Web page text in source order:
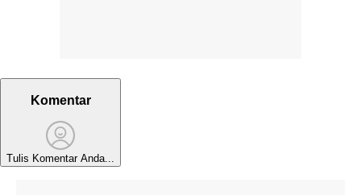
Komentar
Tulis Komentar Anda...